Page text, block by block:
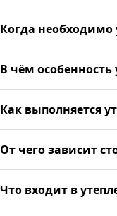
Когда
В чём
Как выполняется
От чего зависит
Что входит в